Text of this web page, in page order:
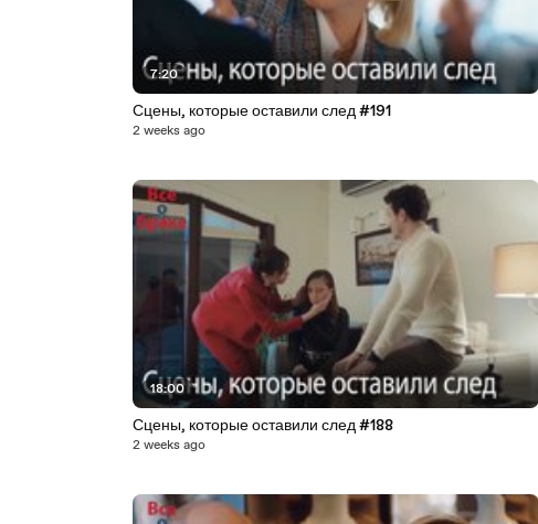
7:20
Сцены, которые оставили след #191
2 weeks ago
18:00
Сцены, которые оставили след #188
2 weeks ago